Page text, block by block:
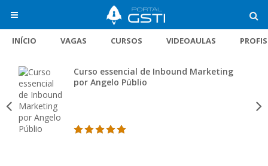
INÍCIO VAGAS CURSOS VIDEOAULAS
Curso essencial de Inbound Marketing
por Angelo Públio